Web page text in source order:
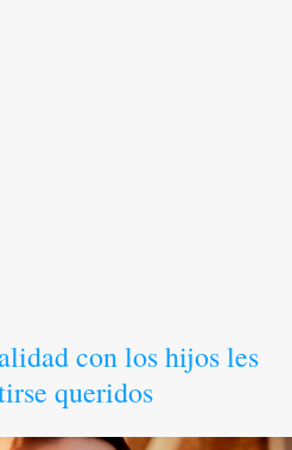
con los hijos les
queridos